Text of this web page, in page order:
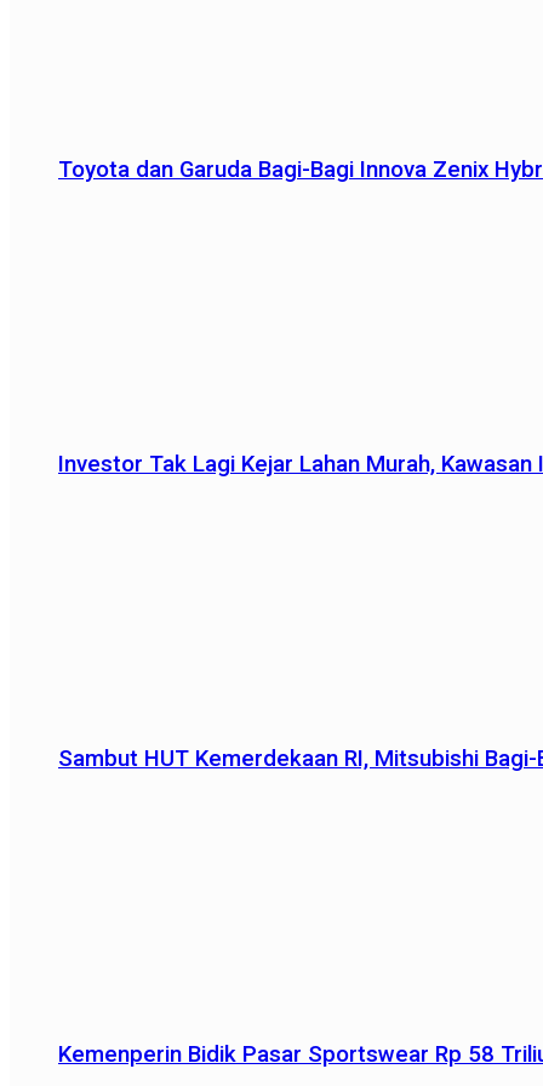
Toyota dan Garuda Bagi-Bagi Innova Zenix
Investor Tak Lagi Kejar Lahan Murah,
Sambut HUT Kemerdekaan RI, Mitsubishi
Kemenperin Bidik Pasar Sportswear Rp 58